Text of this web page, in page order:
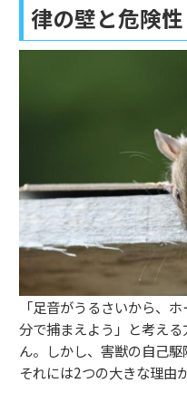
律の壁と危険性
「足音がうるさいから、
分で捕まえよう」と考え
ん。しかし、害獣の自己駆
それには2つの大きな理由